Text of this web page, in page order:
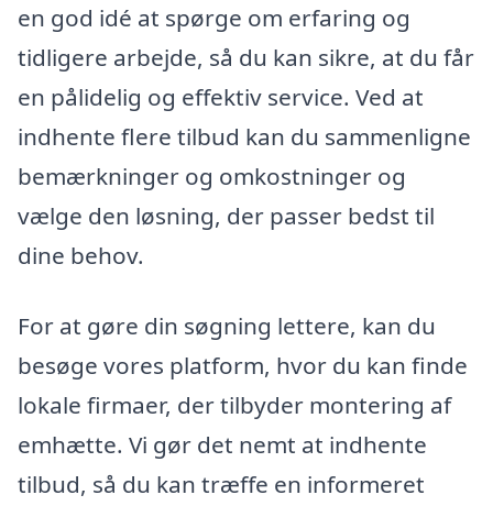
en god idé at spørge om erfaring og
tidligere arbejde, så du kan sikre, at du får
en pålidelig og effektiv service. Ved at
indhente flere tilbud kan du sammenligne
bemærkninger og omkostninger og
vælge den løsning, der passer bedst til
dine behov.
For at gøre din søgning lettere, kan du
besøge vores platform, hvor du kan finde
lokale firmaer, der tilbyder montering af
emhætte. Vi gør det nemt at indhente
tilbud, så du kan træffe en informeret